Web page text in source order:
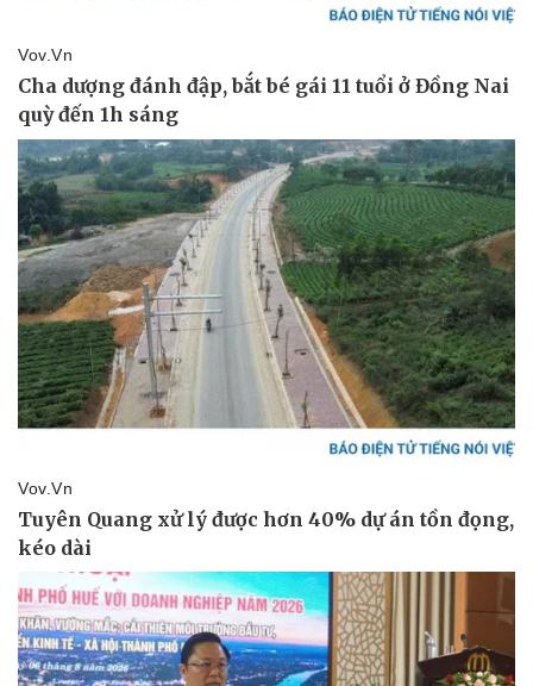
Thể thao
Bóng đá
Lịch thi đấu bóng đá
Thế giới thể thao
eSports
Hậu trường
Ô tô
Xe máy
Tư vấn